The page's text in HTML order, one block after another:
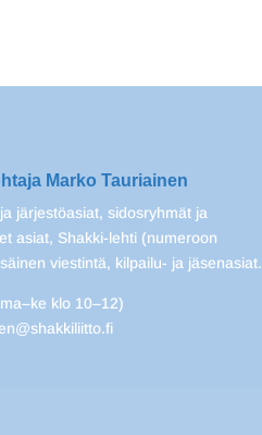
Marko Tauriainen
järjestöasiat, sidosryhmät ja
asiat, Shakki-lehti (numeroon
viestintä, kilpailu- ja jäsenasiat.
klo 10–12)